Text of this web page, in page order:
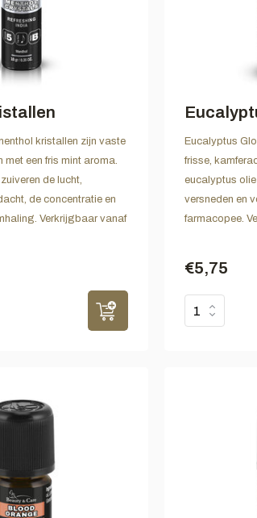
kristallen zijn vaste
met een fris mint aroma.
de lucht,
de concentratie en
Verkrijgbaar vanaf
Eucalyptus
frisse,
eucalyptus
versneden en
farmacopee.
€5,75